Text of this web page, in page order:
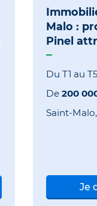
Malo :
Pinel
Du T1 au T5
De 200
Saint-Malo
Je